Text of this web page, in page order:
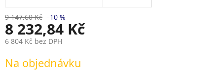
9 147,60 Kč –10 %
8 232,84 Kč
6 804 Kč bez DPH
cena:
Na objednávku